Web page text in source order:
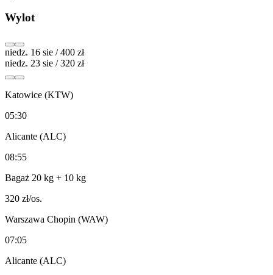
Wylot
niedz. 16 sie / 400 zł
niedz. 23 sie / 320 zł
Katowice (KTW)
05:30
Alicante (ALC)
08:55
Bagaż 20 kg + 10 kg
320 zł/os.
Warszawa Chopin (WAW)
07:05
Alicante (ALC)